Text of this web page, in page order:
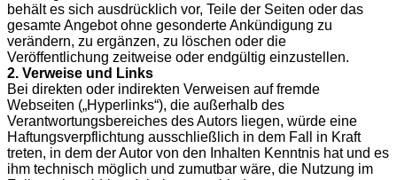
behält es sich ausdrücklich vor, Teile der Seiten oder das
gesamte Angebot ohne gesonderte Ankündigung zu
verändern, zu ergänzen, zu löschen oder die
Veröffentlichung zeitweise oder endgültig einzustellen.
2. Verweise und Links
Bei direkten oder indirekten Verweisen auf fremde
Webseiten („Hyperlinks“), die außerhalb des
Verantwortungsbereiches des Autors liegen, würde eine
Haftungsverpflichtung ausschließlich in dem Fall in Kraft
treten, in dem der Autor von den Inhalten Kenntnis hat und es
ihm technisch möglich und zumutbar wäre, die Nutzung im